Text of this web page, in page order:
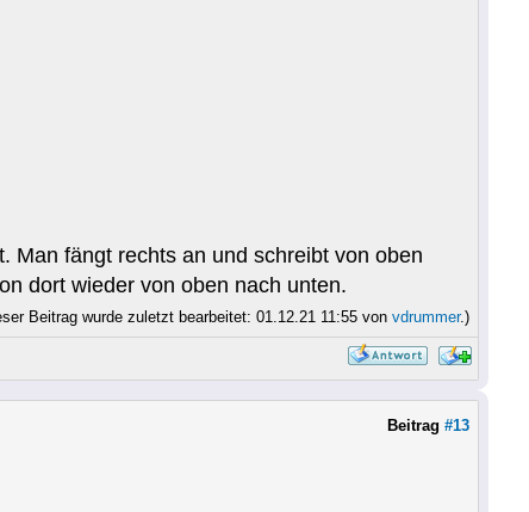
Man fängt rechts an und schreibt von oben
dort wieder von oben nach unten.
Beitrag wurde zuletzt bearbeitet: 01.12.21 11:55 von vdrummer.)
Beitrag #13